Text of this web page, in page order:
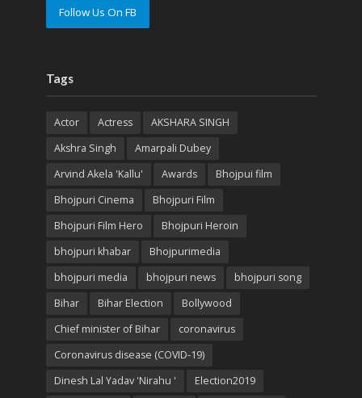
Follow Us On FB
Tags
Actor Actress
AKSHARA SINGH
Akshra Singh
Amarpali Dubey
Arvind Akela 'Kallu'
Awards
Bhojpui film
Bhojpuri Cinema
Bhojpuri Film
Bhojpuri Film Hero
Bhojpuri Heroin
bhojpuri khabar
Bhojpurimedia
bhojpuri media
bhojpuri news
bhojpuri song
Bihar
Bihar Election
Bollywood
Chief minister of Bihar
coronavirus
Coronavirus disease (COVID-19)
Dinesh Lal Yadav 'Nirahu '
Election2019